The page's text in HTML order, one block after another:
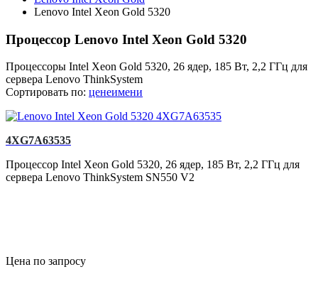
Lenovo Intel Xeon Gold 5320
Процессор Lenovo Intel Xeon Gold 5320
Процессоры Intel Xeon Gold 5320, 26 ядер, 185 Вт, 2,2 ГГц для
сервера Lenovo ThinkSystem
Сортировать по: ценеимени
4XG7A63535
Процессор Intel Xeon Gold 5320, 26 ядер, 185 Вт, 2,2 ГГц для
сервера Lenovo ThinkSystem SN550 V2
Цена по запросу